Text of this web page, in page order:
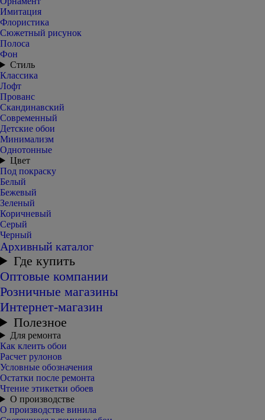
Имитация
Флористика
Сюжетный рисунок
Полоса
Фон
Стиль
Классика
Лофт
Прованс
Скандинавский
Современный
Детские обои
Минимализм
Однотонные
Цвет
Под покраску
Белый
Бежевый
Зеленый
Коричневый
Серый
Черный
Архивный каталог
Где купить
Оптовые компании
Розничные магазины
Интернет-магазин
Полезное
Для ремонта
Как клеить обои
Расчет рулонов
Условные обозначения
Остатки после ремонта
Чтение этикетки обоев
О производстве
О производстве винила